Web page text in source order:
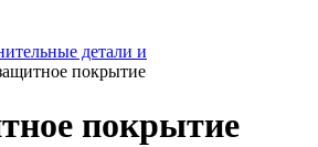
детали и
покрытие
покрытие